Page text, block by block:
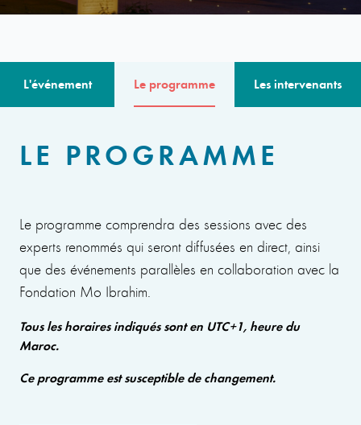
L'événement Le programme Les intervenants
LE PROGRAMME
Le programme comprendra des sessions avec des
experts renommés qui seront diffusées en direct, ainsi
que des événements parallèles en collaboration avec la
Fondation Mo Ibrahim.
Tous les horaires indiqués sont en UTC+1, heure du
Maroc.
Ce programme est susceptible de changement.